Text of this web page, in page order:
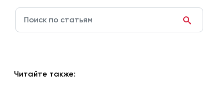
Читайте также: